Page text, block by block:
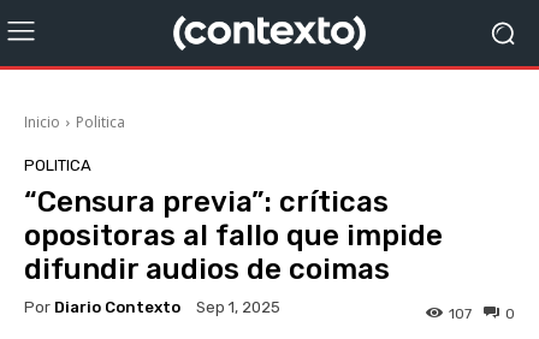
Inicio Politica
POLITICA
“Censura previa”: críticas
opositoras al fallo que impide
difundir audios de coimas
Por Diario Contexto Sep 1, 2025 0
107